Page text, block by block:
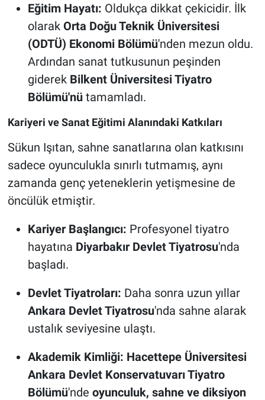
Eğitim Hayatı: Oldukça dikkat çekicidir. İlk
olarak Orta Doğu Teknik Üniversitesi
(ODTÜ) Ekonomi Bölümü'nden mezun oldu.
Ardından sanat tutkusunun peşinden
giderek Bilkent Üniversitesi Tiyatro
Bölümü'nütamamladı.
Kariyeri ve Sanat Eğitimi Alanındaki Katkıları
Sükun Işıtan, sahne sanatlarına olan katkısını
sadece oyunculukla sınırlı tutmamış, aynı
zamanda genç yeteneklerin yetişmesine de
öncülük etmiştir.
Kariyer Başlangıcı: Profesyonel tiyatro
hayatına Diyarbakır Devlet Tiyatrosu'nda
başladı.
Devlet Tiyatroları: Daha sonra uzun yıllar
Ankara Devlet Tiyatrosu'nda sahne alarak
ustalık seviyesine ulaştı.
Akademik Kimliği: Hacettepe Üniversitesi
Ankara Devlet Konservatuvarı Tiyatro
Bölümü'nde oyunculuk, sahne ve diksiyon